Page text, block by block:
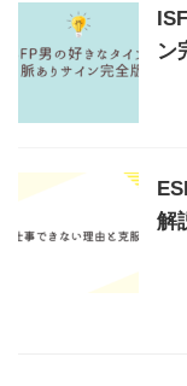
ン
解